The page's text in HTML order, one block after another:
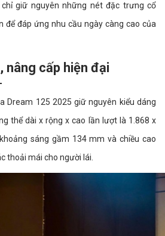
giữ nguyên những nét đặc trưng cổ
để đáp ứng nhu cầu ngày càng cao của
nâng cấp hiện đại
Dream 125 2025 giữ nguyên kiểu dáng
thể dài x rộng x cao lần lượt là 1.868 x
sáng gầm 134 mm và chiều cao
thoải mái cho người lái.